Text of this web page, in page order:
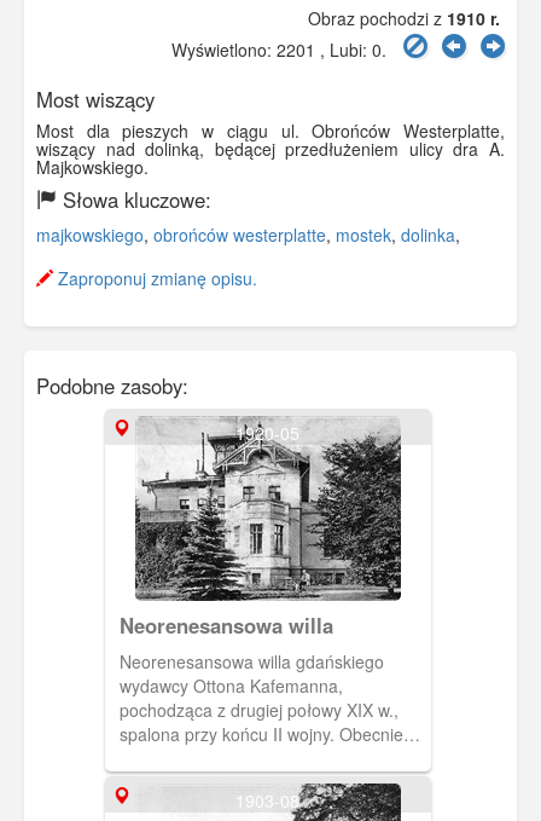
Obraz pochodzi z 1910 r.
Wyświetlono: 2201 , Lubi: 0.
Most wiszący
Most dla pieszych w ciągu ul. Obrońców Westerplatte,
wiszący nad dolinką, będącej przedłużeniem ulicy dra A.
Majkowskiego.
Słowa kluczowe:
majkowskiego, obrońców westerplatte, mostek, dolinka,
Zaproponuj zmianę opisu.
Podobne zasoby:
1920-05
Neorenesansowa willa
Neorenesansowa willa gdańskiego
wydawcy Ottona Kafemanna,
pochodząca z drugiej połowy XIX w.,
spalona przy końcu II wojny. Obecnie
21 (Rickertstrasse), znajduje się
ceglany obiekt protestanckiego Kościoła
1903-08